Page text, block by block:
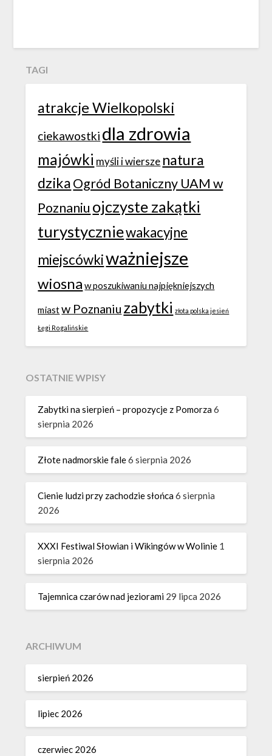
TAGI
atrakcje Wielkopolski
ciekawostki dla zdrowia
majówki myśli i wiersze natura
dzikaOgród Botaniczny UAM w
Poznaniu ojczyste zakątki
turystyczniewakacyjne
miejscówkiważniejsze
wiosna w poszukiwaniu najpiękniejszych
miastw Poznaniu zabytki złota polska jesień
Łęgi Rogalińskie
OSTATNIE WPISY
Zabytki na sierpień – propozycje z Pomorza6
sierpnia 2026
Złote nadmorskie fale6 sierpnia 2026
Cienie ludzi przy zachodzie słońca6 sierpnia
2026
XXXI Festiwal Słowian i Wikingów w Wolinie 1
sierpnia 2026
Tajemnica czarów nad jeziorami 29 lipca 2026
ARCHIWUM
sierpień 2026
lipiec 2026
czerwiec 2026